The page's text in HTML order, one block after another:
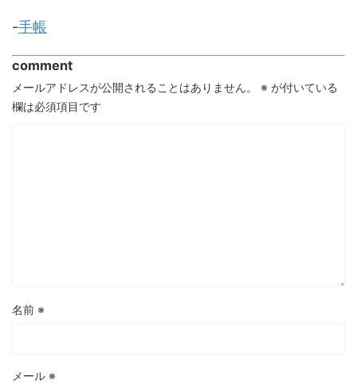
-手帳
comment
メールアドレスが公開されることはありません。 ※ が付いている
欄は必須項目です
名前 ※
メール ※